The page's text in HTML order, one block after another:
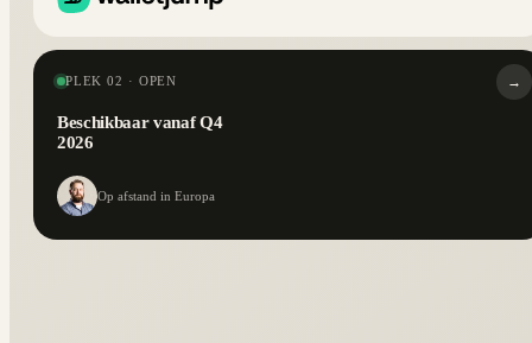
PLEK 02 · OPEN
Beschikbaar vanaf Q4
2026
Op afstand in Europa
→